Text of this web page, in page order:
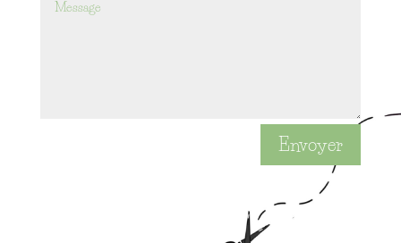
Envoyer